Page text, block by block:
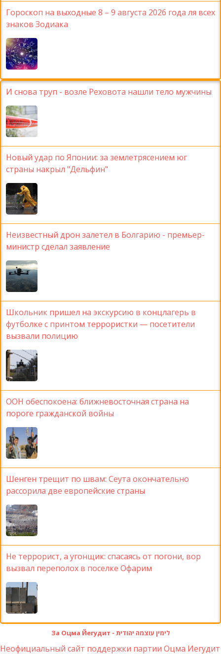
Гороскоп на выходные 8 – 9 августа 2026 года ля всех
знаков Зодиака
И снова труп - возле Реховота нашли тело мужчины
Новый удар по Японии: за землетрясением юг
страны накрыл "Дельфин"
Неизвестный дрон залетел в Болгарию - премьер-
министр сделал заявление
Школьник пришел на экскурсию в концлагерь в
футболке с принтом террористки — посетители
вызвали полицию
ООН обеспокоена: ближневосточная страна на
пороге гражданской войны
Шенген трещит по швам: Сеута окончательно
рассорила две европейские страны
Не террорист, а угонщик: спасаясь от погони, вор
вызвал переполох в поселке Офарим
За Оцма Йегудит - לימין עוצמה יהודית
Неофициальный сайт поддержки партии Оцма Иегудит